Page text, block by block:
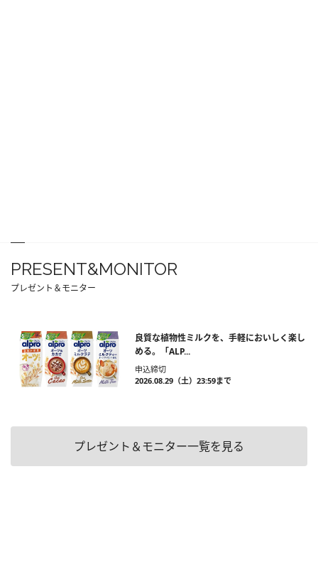
PRESENT&MONITOR
プレゼント＆モニター
良質な植物性ミルクを、手軽においしく楽し
める。「ALP...
申込締切
2026.08.29（土）23:59まで
プレゼント＆モニター一覧を見る